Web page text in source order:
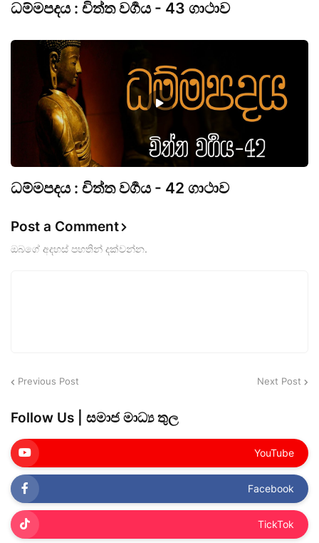
ධම්මපදය : චිත්ත වර්‍ගය - 43 ගාථාව
ධම්මපදය : චිත්ත වර්‍ගය - 42 ගාථාව
Post a Comment
ඔබගේ අදහස් පහතින් දක්වන්න.
Previous Post Next Post
Follow Us | සමාජ මාධ්‍ය තුල
YouTube
Facebook
TickTok